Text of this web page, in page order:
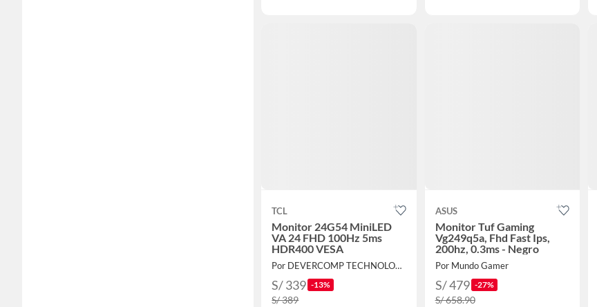
TCL
Monitor 24G54 MiniLED
VA 24 FHD 100Hz 5ms
HDR400 VESA
Por DEVERCOMP TECHNOLOGY
S/ 339 -13%
S/ 389
ASUS
Monitor Tuf Gaming
Vg249q5a, Fhd Fast Ips,
200hz, 0.3ms - Negro
Por Mundo Gamer
S/ 479 -27%
S/ 658.90